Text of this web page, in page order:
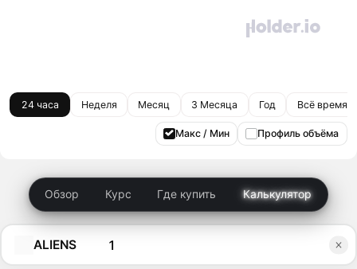
24 часа Неделя Месяц 3 Месяца Год Всё время
Макс / Мин Профиль объёма
Обзор Курс Где купить Калькулятор
ALIENS